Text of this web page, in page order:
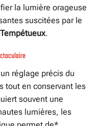
la lumière orageuse
suscitées par le
.
réglage précis du
tout en conservant les
souvent une
lumières, les